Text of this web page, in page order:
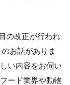
の改正が行われ
お話がありま
い内容をお伺い
ード業界や動物